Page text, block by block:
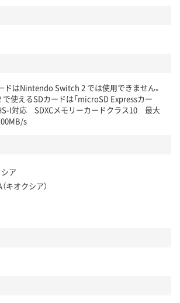
はNintendo Switch 2 では使用できません。
使えるSDカードは「microSD Expressカー
I対応 SDXCメモリーカードクラス10 最大
s
ア
キオクシア）